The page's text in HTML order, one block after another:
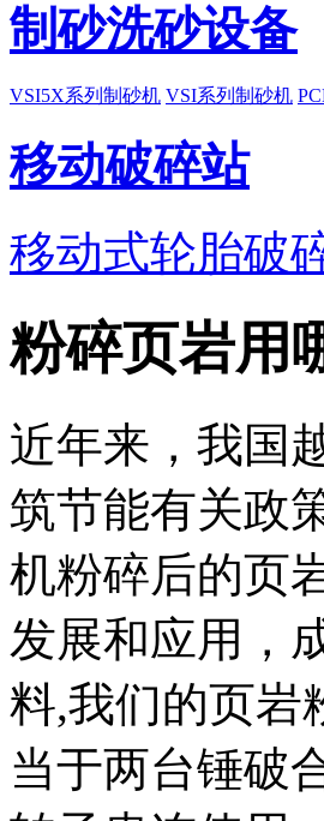
制砂洗砂设备
VSI5X系列制砂机 VSI系列制砂机
移动破碎站
移动式轮胎破
粉碎页岩用
近年来，我国
筑节能有关政
机粉碎后的页
发展和应用，
料,我们的页岩
当于两台锤破